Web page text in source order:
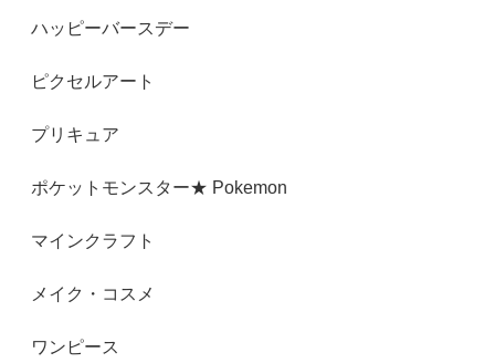
ハッピーバースデー
ピクセルアート
プリキュア
ポケットモンスター★ Pokemon
マインクラフト
メイク・コスメ
ワンピース